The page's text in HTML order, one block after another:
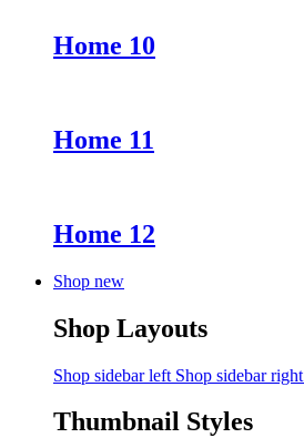
Home 10
Home 11
Home 12
Shop new
Shop Layouts
Shop sidebar left Shop sidebar right
Thumbnail Styles